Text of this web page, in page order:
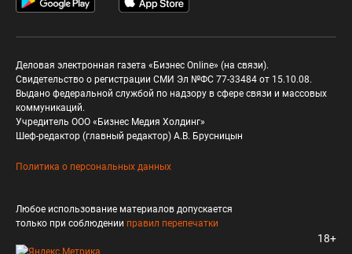
Деловая электронная газета «Бизнес Online» (на связи).
Свидетельство о регистрации СМИ Эл №ФС 77-33484 от 15.10.08.
Выдано федеральной службой по надзору в сфере связи и массовых
коммуникаций.
Учредитель ООО «Бизнес Медия Холдинг»
Шеф-редактор (главный редактор) А.В. Брусницын
Политика о персональных данных
Любое использование материалов допускается
только при соблюдении правил перепечатки
18+